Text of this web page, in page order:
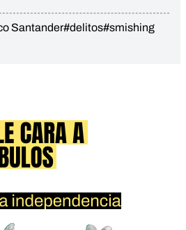
Santander#delitos#smishing